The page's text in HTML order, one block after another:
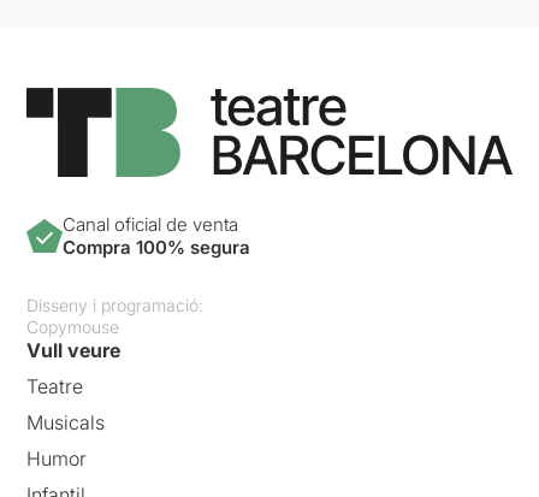
Canal oficial de venta
Compra 100% segura
Disseny i programació:
Copymouse
Vull veure
Teatre
Musicals
Humor